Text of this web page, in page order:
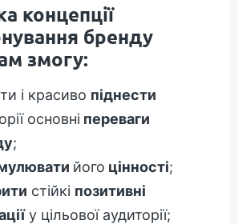
концепції
бренду
змогу:
і красиво піднести
основні переваги
;
його цінності;
стійкі позитивні
у цільової аудиторії;